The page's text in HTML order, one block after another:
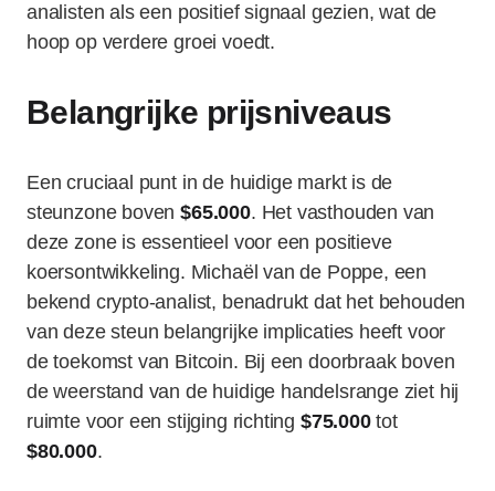
analisten als een positief signaal gezien, wat de
hoop op verdere groei voedt.
Belangrijke prijsniveaus
Een cruciaal punt in de huidige markt is de
steunzone boven$65.000. Het vasthouden van
deze zone is essentieel voor een positieve
koersontwikkeling. Michaël van de Poppe, een
bekend crypto-analist, benadrukt dat het behouden
van deze steun belangrijke implicaties heeft voor
de toekomst van Bitcoin. Bij een doorbraak boven
de weerstand van de huidige handelsrange ziet hij
ruimte voor een stijging richting $75.000tot
$80.000.